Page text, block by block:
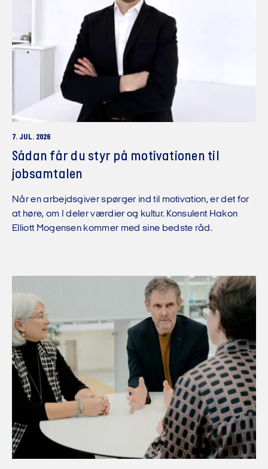
7. JUL. 2026
Sådan får du styr på motivationen til
jobsamtalen
Når en arbejdsgiver spørger ind til motivation, er det for
at høre, om I deler værdier og kultur. Konsulent Hakon
Elliott Mogensen kommer med sine bedste råd.